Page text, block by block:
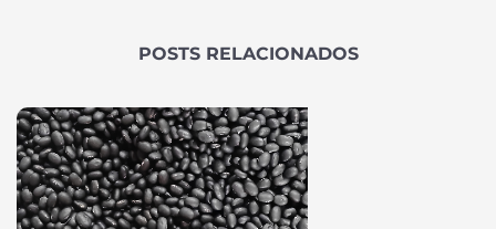
POSTS RELACIONADOS